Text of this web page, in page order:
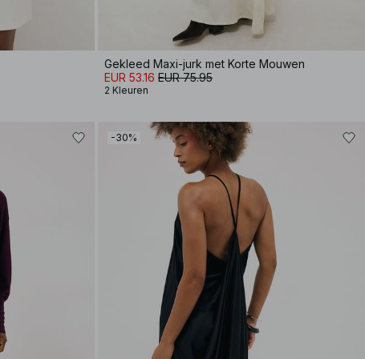
Gekleed Maxi-jurk met Korte Mouwen
EUR 53.16 EUR 75.95
2 Kleuren
-30%